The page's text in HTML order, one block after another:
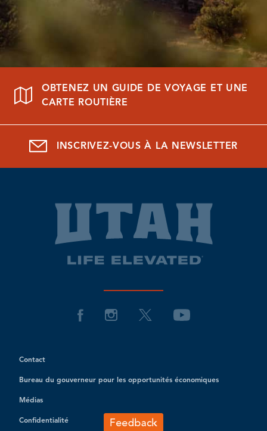
OBTENEZ UN GUIDE DE VOYAGE ET UNE
CARTE ROUTIÈRE
INSCRIVEZ-VOUS À LA NEWSLETTER
Contact
Bureau du gouverneur pour les opportunités économiques
Médias
Confidentialité